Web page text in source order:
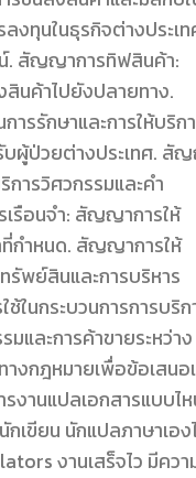
งทุนในธุรกิจต่างประเ
น์. สัญญาการทิฟสินค้า:
นค้าไปยังปลายทาง.
รรักษาและการให้บริก
บผู้ป่วยต่างประเทศ. สั
การวิศวกรรมและคำ
รือนจำ: สัญญาการให้
ที่กำหนด. สัญญาการให้
รัพย์สินและการบริหาร
นกระบวนการการบริก
และการค้าขายระหว่าง
งกฎหมายเพื่อข้อเสนอ
านแปลเอกสารแบบไ
เขียน นักแปลภาษาเอง
งานเสร็จไว มีควา